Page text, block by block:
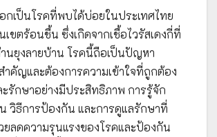
กเป็นโรคที่พบได้บ่อยในประเทศไทย
เขตร้อนชื้น ซึ่งเกิดจากเชื้อไวรัสเดงกี่ที่
นยุงลายบ้าน โรคนี้ถือเป็นปัญหา
คัญและต้องการความเข้าใจที่ถูกต้อง
รักษาอย่างมีประสิทธิภาพ การรู้จัก
วิธีการป้องกัน และการดูแลรักษาที่
ยลดความรุนแรงของโรคและป้องกัน